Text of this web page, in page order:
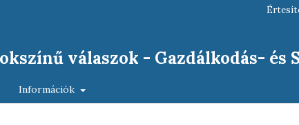
válaszok - Gazdálkodás- és
Információk